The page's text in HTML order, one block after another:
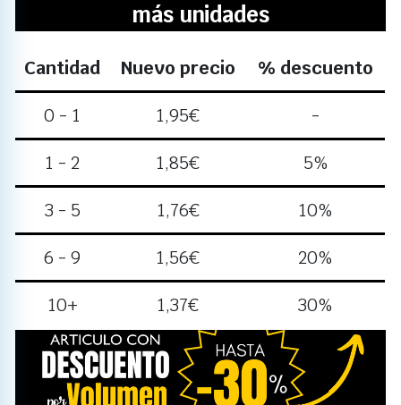
más unidades
Cantidad Nuevo precio % descuento
0 - 1 1,95€ -
1 - 2 1,85€ 5%
3 - 5 1,76€ 10%
6 - 9 1,56€ 20%
10+ 1,37€ 30%